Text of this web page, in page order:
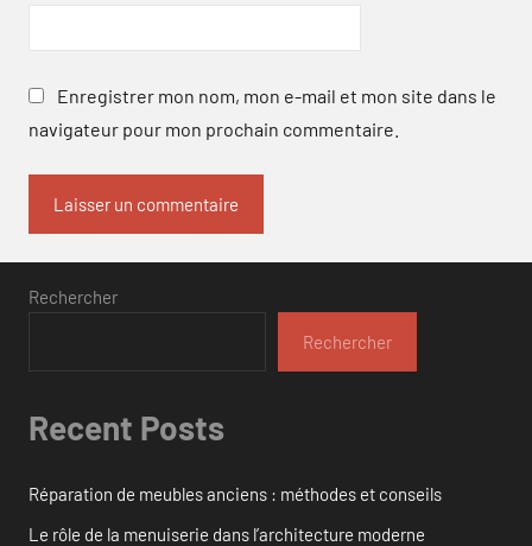
Enregistrer mon nom, mon e-mail et mon site dans le
navigateur pour mon prochain commentaire.
Rechercher
Rechercher
Recent Posts
Réparation de meubles anciens : méthodes et conseils
Le rôle de la menuiserie dans l’architecture moderne